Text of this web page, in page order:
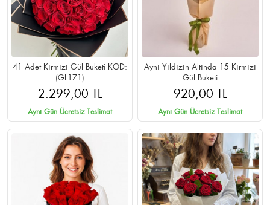
41 Adet Kırmızı Gül Buketi KOD:
(GL171)
2.299,00 TL
Aynı Gün Ücretsiz Teslimat
Aynı Yıldızın Altında 15 Kırmızı
Gül Buketi
920,00 TL
Aynı Gün Ücretsiz Teslimat